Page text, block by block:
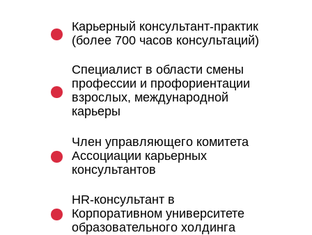
Карьерный консультант-практик
(более 700 часов консультаций)
HR-консультант в
Корпоративном университете
образовательного холдинга
Специалист в области смены
профессии и профориентации
взрослых, международной
карьеры
Член управляющего комитета
Ассоциации карьерных
консультантов